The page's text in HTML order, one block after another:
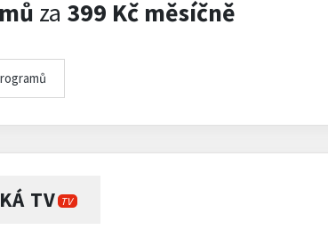
za 399 Kč měsíčně
TV TV